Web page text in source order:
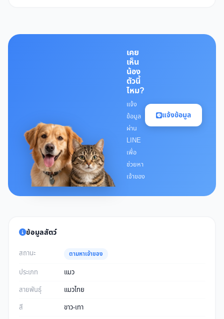
เคย
เห็น
น้อง
ตัวนี้
ไหม?
แจ้ง
ข้อมูล
ผ่าน
LINE
เพื่อ
ช่วยหา
เจ้าของ
แจ้งข้อมูล
ข้อมูลสัตว์
สถานะ ตามหาเจ้าของ
ประเภท
แมว
สายพันธุ์
แมวไทย
สี
ขาว-เทา